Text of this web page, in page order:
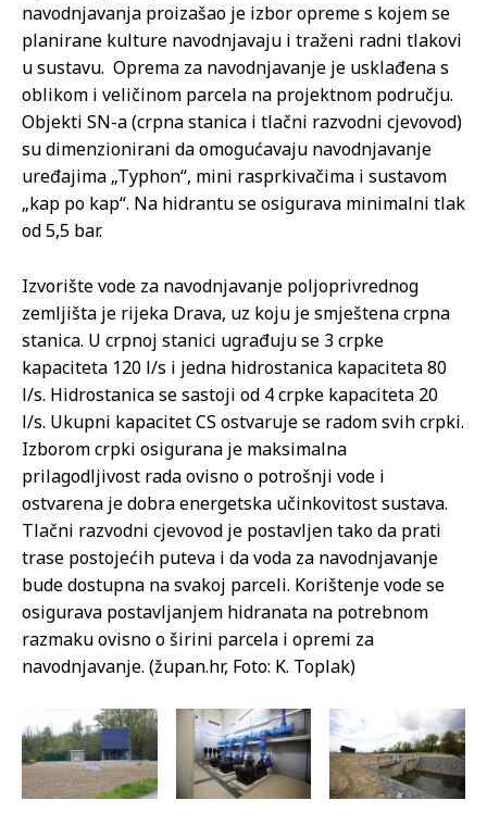
navodnjavanja proizašao je izbor opreme s kojem se
planirane kulture navodnjavaju i traženi radni tlakovi
u sustavu. Oprema za navodnjavanje je usklađena s
oblikom i veličinom parcela na projektnom području.
Objekti SN-a (crpna stanica i tlačni razvodni cjevovod)
su dimenzionirani da omogućavaju navodnjavanje
uređajima „Typhon“, mini rasprkivačima i sustavom
„kap po kap“. Na hidrantu se osigurava minimalni tlak
od 5,5 bar.
Izvorište vode za navodnjavanje poljoprivrednog
zemljišta je rijeka Drava, uz koju je smještena crpna
stanica. U crpnoj stanici ugrađuju se 3 crpke
kapaciteta 120 l/s i jedna hidrostanica kapaciteta 80
l/s. Hidrostanica se sastoji od 4 crpke kapaciteta 20
l/s. Ukupni kapacitet CS ostvaruje se radom svih crpki.
Izborom crpki osigurana je maksimalna
prilagodljivost rada ovisno o potrošnji vode i
ostvarena je dobra energetska učinkovitost sustava.
Tlačni razvodni cjevovod je postavljen tako da prati
trase postojećih puteva i da voda za navodnjavanje
bude dostupna na svakoj parceli. Korištenje vode se
osigurava postavljanjem hidranata na potrebnom
razmaku ovisno o širini parcela i opremi za
navodnjavanje. (župan.hr, Foto: K. Toplak)